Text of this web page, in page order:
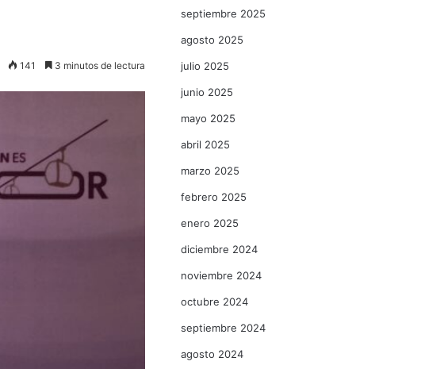
141 3 minutos de lectura
septiembre 2025
agosto 2025
julio 2025
junio 2025
mayo 2025
abril 2025
marzo 2025
febrero 2025
enero 2025
diciembre 2024
noviembre 2024
octubre 2024
septiembre 2024
agosto 2024